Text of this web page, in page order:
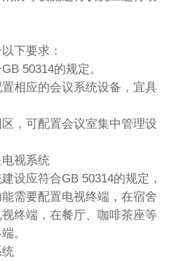
下要求：
50314的规定。
应的会议系统设备，宜具
可配置会议室集中管理设
视系统
应符合GB 50314的规定，
需要配置电视终端，在宿舍
终端，在餐厅、咖啡茶座等
。